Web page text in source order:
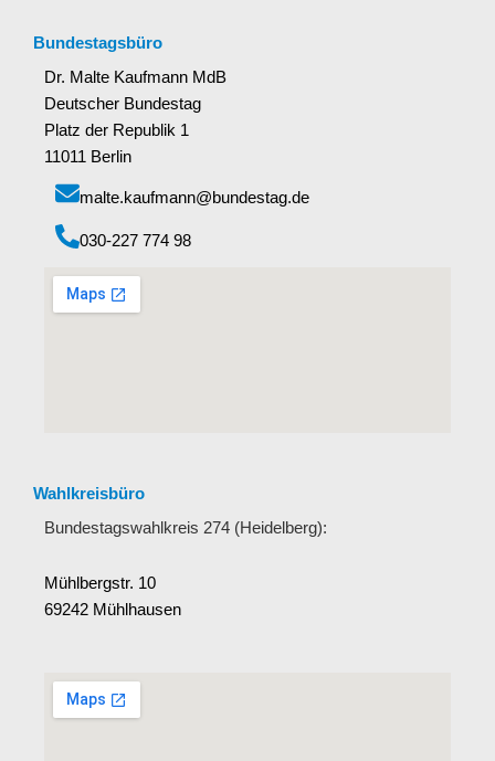
Bundestagsbüro
Dr. Malte Kaufmann MdB
Deutscher Bundestag
Platz der Republik 1
11011 Berlin
malte.kaufmann@bundestag.de
‭030-227 774 98‬
Wahlkreisbüro
Bundestagswahlkreis 274 (Heidelberg):
Mühlbergstr. 10
69242 Mühlhausen